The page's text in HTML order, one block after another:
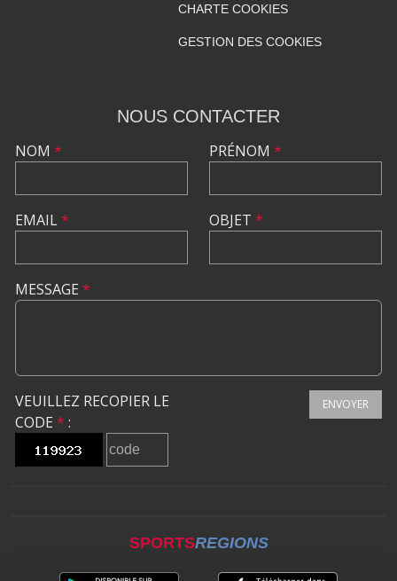
CHARTE COOKIES
GESTION DES COOKIES
NOUS CONTACTER
NOM *
EMAIL*
PRÉNOM *
OBJET *
MESSAGE *
VEUILLEZ RECOPIER LE
CODE * :
ENVOYER
SPORTSREGIONS